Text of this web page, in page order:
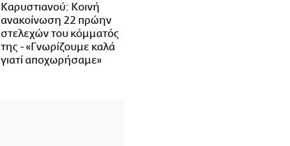
Καρυστιανού: Κοινή
ανακοίνωση 22 πρώην
στελεχών του κόμματός
της - «Γνωρίζουμε καλά
γιατί αποχωρήσαμε»